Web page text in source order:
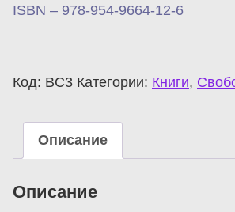
ISBN – 978-954-9664-12-6
Код: BC3 Категории: Книги,
Описание
Описание